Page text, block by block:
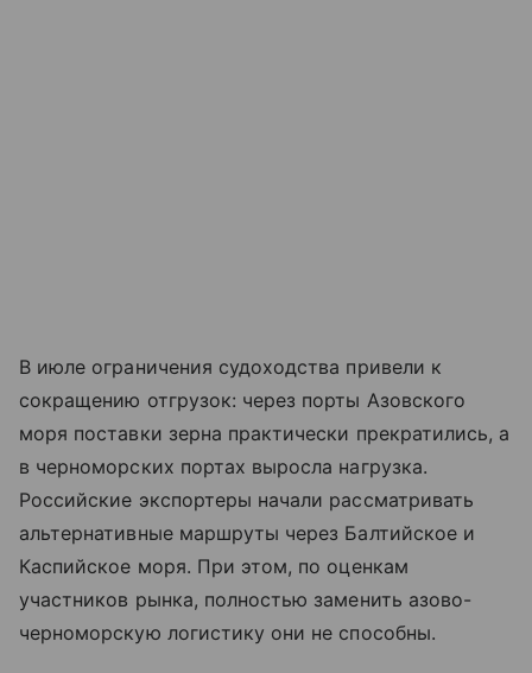
В июле ограничения судоходства привели к
сокращению отгрузок: через порты Азовского
моря поставки зерна практически прекратились, а
в черноморских портах выросла нагрузка.
Российские экспортеры начали рассматривать
альтернативные маршруты через Балтийское и
Каспийское моря. При этом, по оценкам
участников рынка, полностью заменить азово-
черноморскую логистику они не способны.